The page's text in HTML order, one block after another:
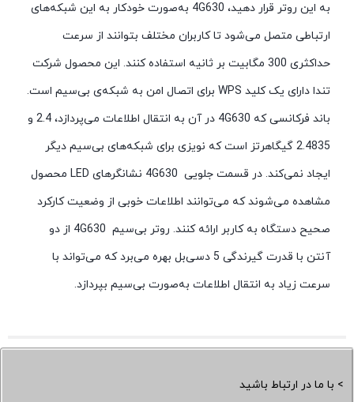
به این روتر قرار دهید، 4G630 به‌صورت خودکار به این شبکه‌های
ارتباطی متصل می‌شود تا کاربران مختلف بتوانند از سرعت
حداکثری 300 مگابیت بر ثانیه استفاده کنند. این محصول شرکت
تندا دارای یک کلید WPS برای اتصال امن به شبکه‌ی بی‌سیم است.
باند فرکانسی که 4G630
در آن به انتقال اطلاعات می‌پردازد، 2.4 و
2.4835 گیگاهرتز است که نویزی برای شبکه‌های بی‌سیم دیگر
ایجاد نمی‌کند. در قسمت جلویی 4G630 نشانگرهای LED محصول
مشاهده می‌شوند که می‌توانند اطلاعات خوبی از وضعیت کارکرد
صحیح دستگاه به کاربر ارائه کنند. روتر بی‌سیم 4G630 از دو
آنتن با قدرت گیرندگی 5 دسی‌بل بهره می‌برد که می‌تواند با
سرعت زیاد به انتقال اطلاعات به‌صورت بی‌سیم بپردازد.
> با ما در ارتباط باشید